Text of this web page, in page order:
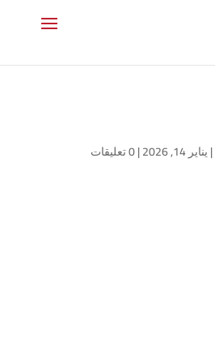
|يناير 14, 2026 |0 تعليقات